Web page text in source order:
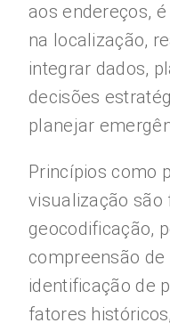
aos endereços,
na localização,
integrar dados,
decisões
planejar
Princípios como
visualização são
geocodificação,
compreensão
identificação de
fatores